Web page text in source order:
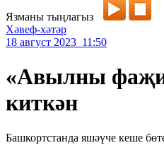
Язманы тыңлагыз
Хәвеф-хәтәр
18 август 2023 11:50
«Авылны
киткән
Башкортстанда яшәүче кеше